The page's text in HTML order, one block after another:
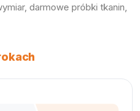
darmowe próbki tkanin,